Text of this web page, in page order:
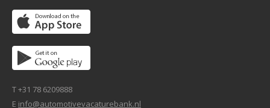
T +31 78 6209888
E info@automotivevacaturebank.nl